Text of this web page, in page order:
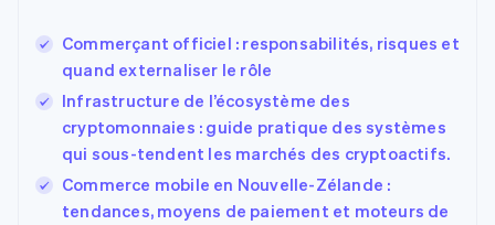
Commerçant officiel : responsabilités, risques et
quand externaliser le rôle
Infrastructure de l’écosystème des
cryptomonnaies : guide pratique des systèmes
qui sous-tendent les marchés des cryptoactifs.
Commerce mobile en Nouvelle-Zélande :
tendances, moyens de paiement et moteurs de
États-Unis
EnglishEspañol简体中文
Finlande
English
France
FrançaisEnglish
Gibraltar
English